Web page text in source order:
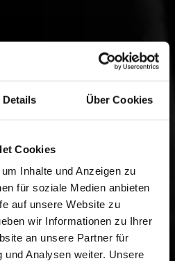
Details Über Cookies
Cookies
Inhalte und Anzeigen zu
für soziale Medien anbieten
auf unsere Website zu
wir Informationen zu Ihrer
an unsere Partner für
und Analysen weiter. Unsere